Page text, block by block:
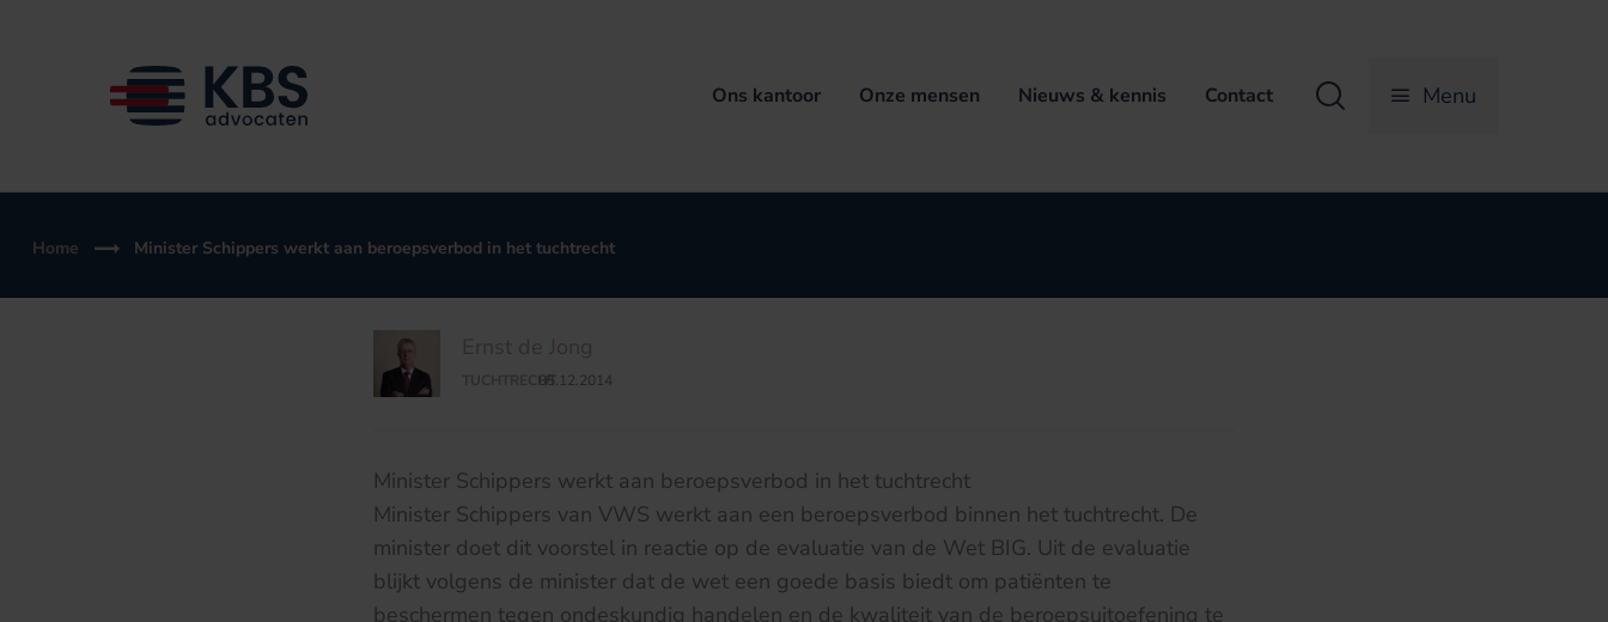
Ons kantoor Onze mensen Nieuws & kennis Contact Zoeken Menu
Home Minister Schippers werkt aan beroepsverbod in het tuchtrecht
Ernst de Jong
TUCHTRECHT
/
05.12.2014
Minister Schippers werkt aan beroepsverbod in het tuchtrecht
Minister Schippers van VWS werkt aan een beroepsverbod binnen het tuchtrecht. De
minister doet dit voorstel in reactie op de evaluatie van de Wet BIG. Uit de evaluatie
blijkt volgens de minister dat de wet een goede basis biedt om patiënten te
beschermen tegen ondeskundig handelen en de kwaliteit van de beroepsuitoefening te